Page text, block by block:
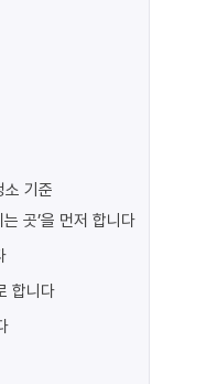
소 기준
는 곳’을 먼저 합니다
합니다